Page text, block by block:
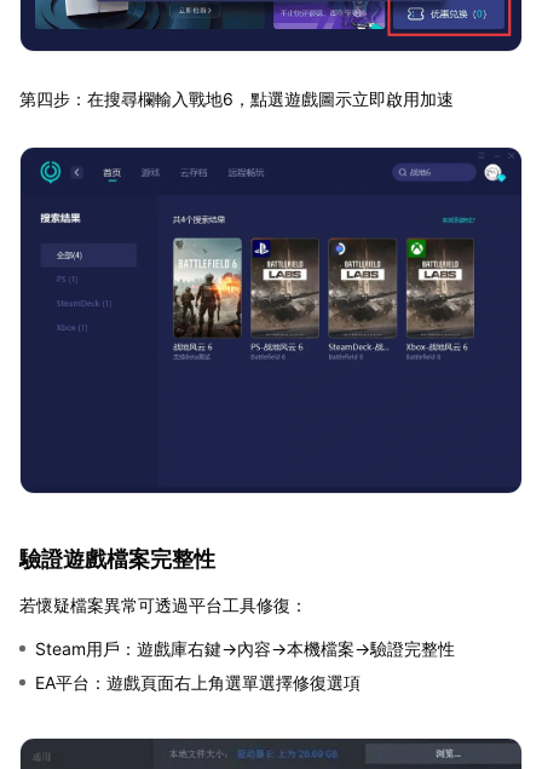
第四步：在搜尋欄輸入戰地6，點選遊戲圖示立即啟用加速
驗證遊戲檔案完整性
若懷疑檔案異常可透過平台工具修復：
Steam用戶：遊戲庫右鍵→內容→本機檔案→驗證完整性
EA平台：遊戲頁面右上角選單選擇修復選項